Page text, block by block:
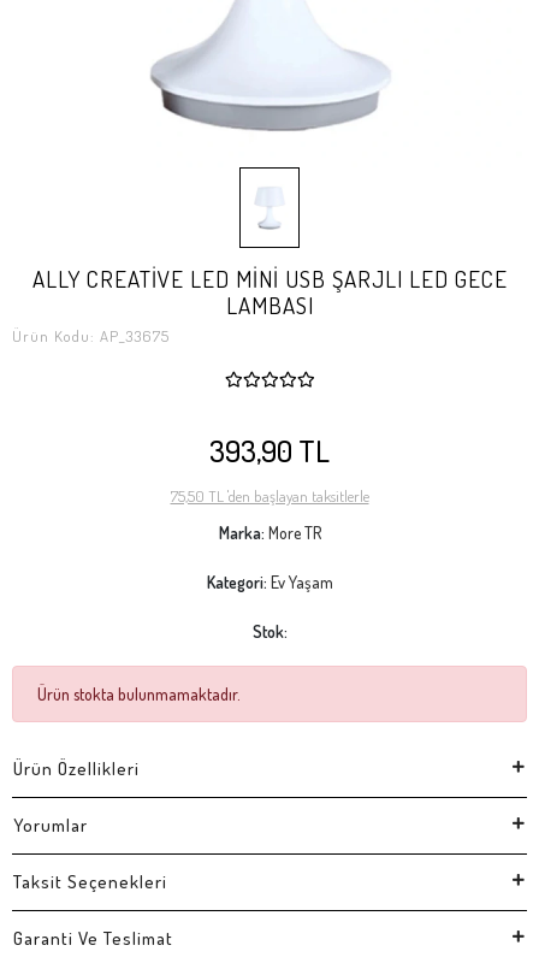
ALLY CREATİVE LED MİNİ USB ŞARJLI LED GECE
LAMBASI
Ürün Kodu: AP_33675
393,90 TL
75,50 TL 'den başlayan taksitlerle
Marka: More TR
Kategori: Ev Yaşam
Stok:
Ürün stokta bulunmamaktadır.
Ürün Özellikleri
Yorumlar
Taksit Seçenekleri
Garanti Ve Teslimat